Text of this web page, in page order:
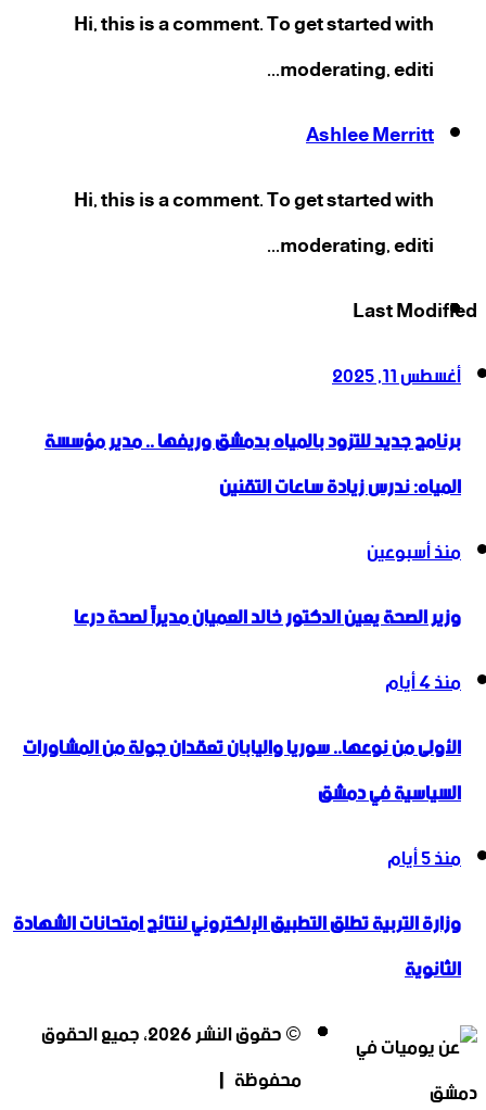
Hi, this is a comment. To get started with
moderating, editi...
Ashlee Merritt
Hi, this is a comment. To get started with
moderating, editi...
فيسبوك
‫X
‫YouTube
انستقرام
Last Modified
أغسطس 11, 2025
برنامج جديد للتزود بالمياه بدمشق وريفها .. مدير مؤسسة
المياه: ندرس زيادة ساعات التقنين
منذ أسبوعين
وزير الصحة يعين الدكتور خالد العميان مديراً لصحة درعا
منذ 4 أيام
الأولى من نوعها.. سوريا واليابان تعقدان جولة من المشاورات
السياسية في دمشق
منذ 5 أيام
وزارة التربية تطلق التطبيق الإلكتروني لنتائج امتحانات الشهادة
الثانوية
فيسبوك
‫X
‫YouTube
انستقرام
© حقوق النشر 2026، جميع الحقوق
محفوظة |